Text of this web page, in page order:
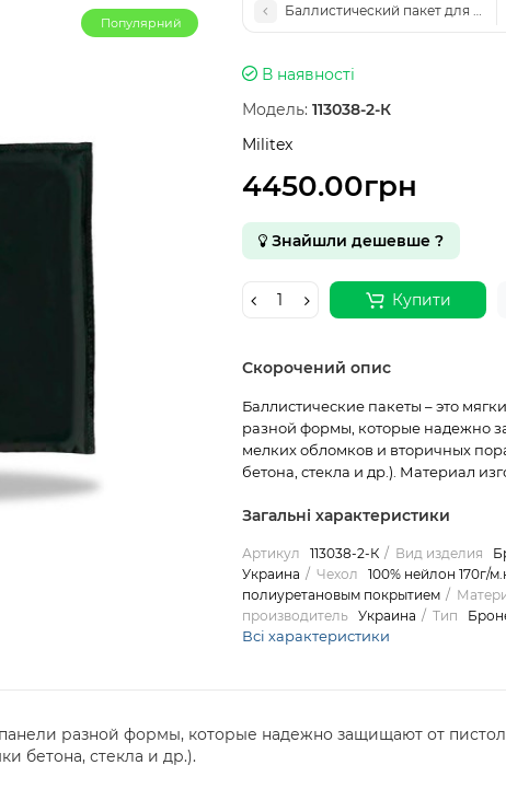
Популярний
Баллистический пакет для
В наявності
Модель: 113038-2-К
Militex
4450.00грн
Знайшли дешевше ?
Купити
Скорочений опис
Баллистические пакеты – это
разной формы, которые надежно
мелких обломков и вторичных
бетона, стекла и др.). Материал
Загальні характеристики
Артикул 113038-2-К Вид изделия
Украина
Чехол
100% нейлон 170г/
полиуретановым покрытием
производитель
Украина Тип
Всі характеристики
разной формы, которые надежно защищают от
бетона, стекла и др.).